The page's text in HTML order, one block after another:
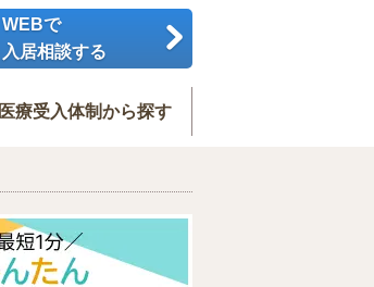
WEBで
入居相談する
医療受入体制から探す